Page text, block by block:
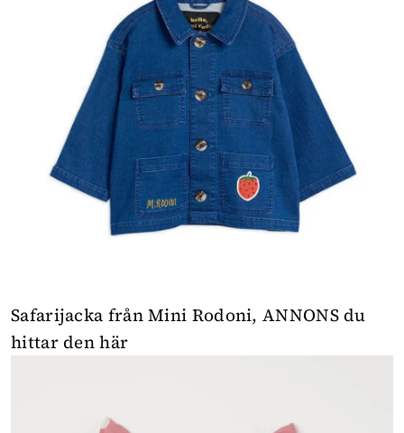
Safarijacka från Mini Rodoni, ANNONS du
hittar den här